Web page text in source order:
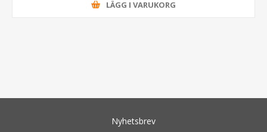
LÄGG I VARUKORG
Nyhetsbrev